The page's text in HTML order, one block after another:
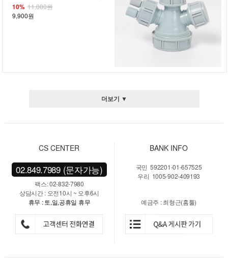
10% 11,000원
9,900원
더보기 ▼
CS CENTER
02.849.7989 (문자가능)
팩스: 02-832-7980
상담시간 : 오전10시 ~ 오후6시
휴무 : 토,일,공휴일 휴무
BANK INFO
국민 592201-01-657525
우리 1005-902-409193
예금주 : 최형근(홈툴)